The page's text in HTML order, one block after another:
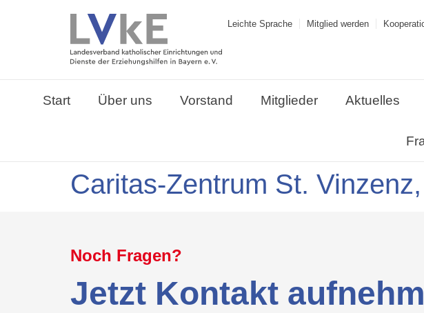
Leichte Sprache Mitglied werden
Start Über uns Vorstand Mitglieder Aktuelles
Caritas-Zentrum St.
Noch Fragen?
Jetzt Kontakt